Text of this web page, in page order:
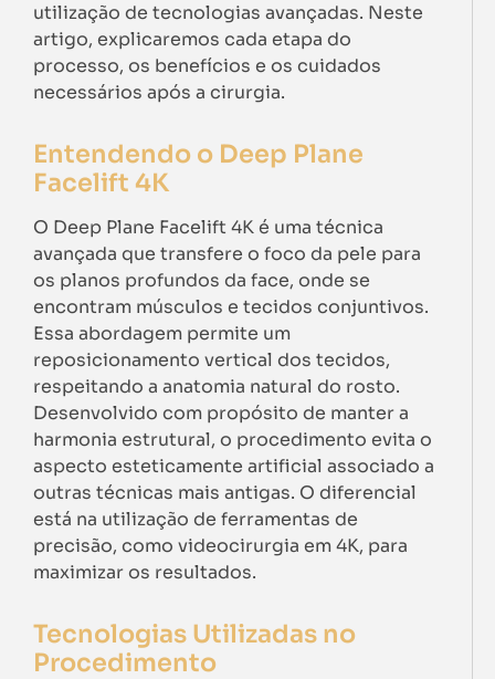
utilização de tecnologias avançadas. Neste
artigo, explicaremos cada etapa do
processo, os benefícios e os cuidados
necessários após a cirurgia.
Entendendo o Deep Plane
Facelift 4K
O Deep Plane Facelift 4K é uma técnica
avançada que transfere o foco da pele para
os planos profundos da face, onde se
encontram músculos e tecidos conjuntivos.
Essa abordagem permite um
reposicionamento vertical dos tecidos,
respeitando a anatomia natural do rosto.
Desenvolvido com propósito de manter a
harmonia estrutural, o procedimento evita o
aspecto esteticamente artificial associado a
outras técnicas mais antigas. O diferencial
está na utilização de ferramentas de
precisão, como videocirurgia em 4K, para
maximizar os resultados.
Tecnologias Utilizadas no
Procedimento